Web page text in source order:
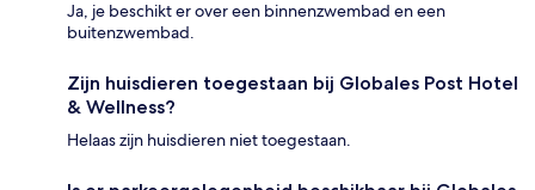
Ja, je beschikt er over een binnenzwembad en een
buitenzwembad.
Zijn huisdieren toegestaan bij Globales Post Hotel
& Wellness?
Helaas zijn huisdieren niet toegestaan.